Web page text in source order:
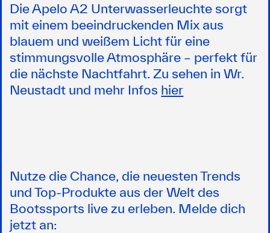
Die Apelo A2 Unterwasserleuchte sorgt
mit einem beeindruckenden Mix aus
blauem und weißem Licht für eine
stimmungsvolle Atmosphäre – perfekt für
die nächste Nachtfahrt. Zu sehen in Wr.
Neustadt und mehr Infos hier
Nutze die Chance, die neuesten Trends
und Top-Produkte aus der Welt des
Bootssports live zu erleben. Melde dich
jetzt an: